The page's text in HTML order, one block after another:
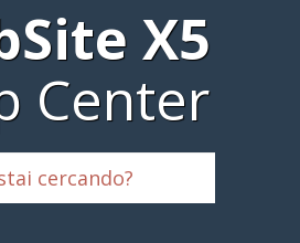
X5
Center